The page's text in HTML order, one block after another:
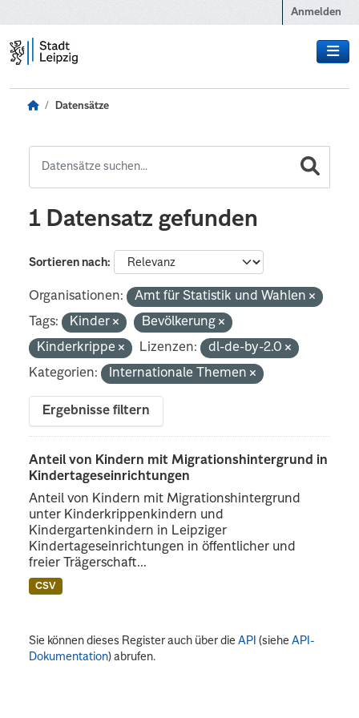
Anmelden
Datensätze
1 Datensatz gefunden
Sortieren nach
Organisationen:
Amt für Statistik und Wahlen
Tags:
Kinder
Bevölkerung
Kinderkrippe
Lizenzen:
dl-de-by-2.0
Kategorien:
Internationale Themen
Ergebnisse filtern
Anteil von Kindern mit Migrationshintergrund in
Kindertageseinrichtungen
Anteil von Kindern mit Migrationshintergrund
unter Kinderkrippenkindern und
Kindergartenkindern in Leipziger
Kindertageseinrichtungen in öffentlicher und
freier Trägerschaft...
CSV
Sie können dieses Register auch über dieAPI (sieheAPI-
Dokumentation) abrufen.